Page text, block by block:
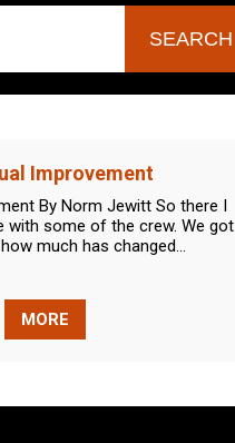
MORE
Improvement
By Norm Jewitt So there I
with some of the crew. We got
much has changed...